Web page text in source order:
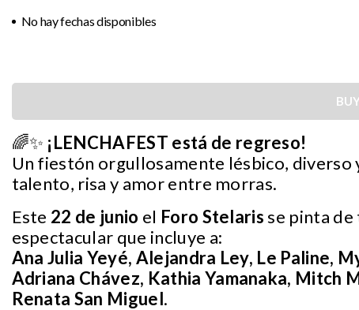
No hay fechas disponibles
BUY
🌈✨ ¡LENCHAFEST está de regreso!
Un fiestón orgullosamente lésbico, diverso
talento, risa y amor entre morras.
Este 22 de junio el Foro Stelarisse pinta de
espectacular que incluye a:
Ana Julia Yeyé, Alejandra Ley, Le Paline,
Adriana Chávez, Kathia Yamanaka, Mitch
Renata San Miguel.